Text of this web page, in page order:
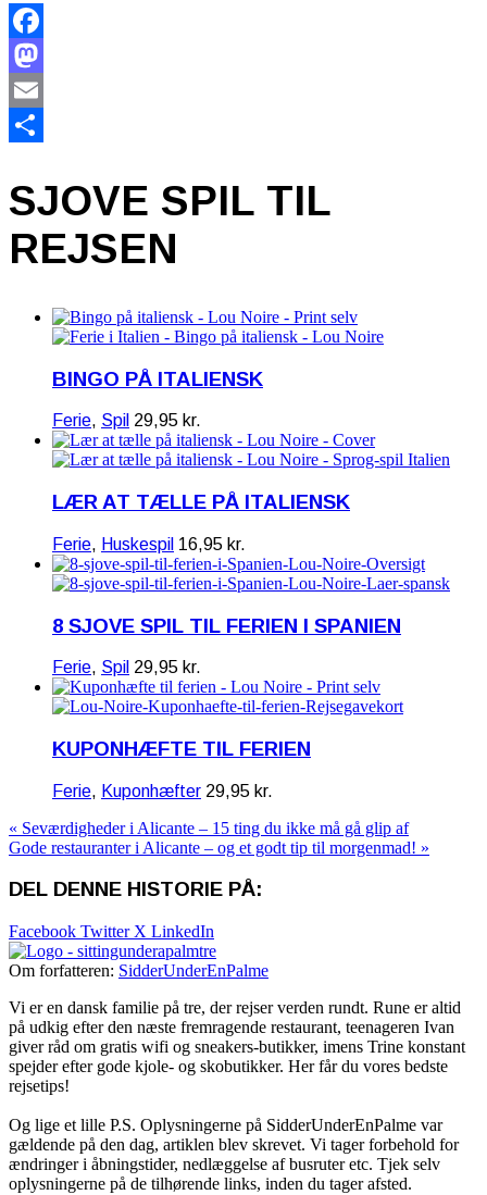
Facebook
Mastodon
Email
SJOVE SPIL TIL
REJSEN
BINGO PÅ ITALIENSK
Ferie, Spil 29,95 kr.
LÆR AT TÆLLE PÅ ITALIENSK
Ferie, Huskespil 16,95 kr.
8 SJOVE SPIL TIL FERIEN I SPANIEN
Ferie, Spil 29,95 kr.
KUPONHÆFTE TIL FERIEN
Ferie, Kuponhæfter 29,95 kr.
« Seværdigheder i Alicante – 15 ting du ikke må gå glip af
Gode restauranter i Alicante – og et godt tip til morgenmad! »
DEL DENNE HISTORIE PÅ:
Facebook Twitter X LinkedIn
Om forfatteren: SidderUnderEnPalme
Vi er en dansk familie på tre, der rejser verden rundt. Rune er altid
på udkig efter den næste fremragende restaurant, teenageren Ivan
giver råd om gratis wifi og sneakers-butikker, imens Trine konstant
spejder efter gode kjole- og skobutikker. Her får du vores bedste
rejsetips!
Og lige et lille P.S. Oplysningerne på SidderUnderEnPalme var
gældende på den dag, artiklen blev skrevet. Vi tager forbehold for
ændringer i åbningstider, nedlæggelse af busruter etc. Tjek selv
oplysningerne på de tilhørende links, inden du tager afsted.